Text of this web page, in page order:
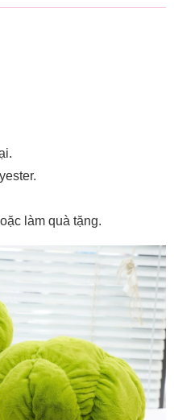
làm quà tặng.